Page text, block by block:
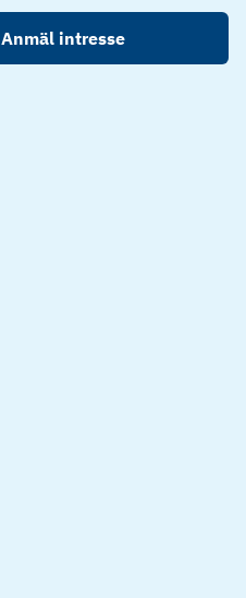
Anmäl intresse